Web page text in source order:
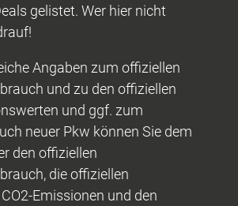
gelistet. Wer hier nicht
Angaben zum offiziellen
und zu den offiziellen
und ggf. zum
neuer Pkw können Sie dem
den offiziellen
die offiziellen
Emissionen und den